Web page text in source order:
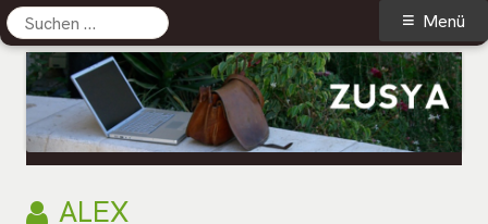
Springe
zum
Inhalt
Primäres
Menü
Menü
Suchen
AUTOR:
ALEX